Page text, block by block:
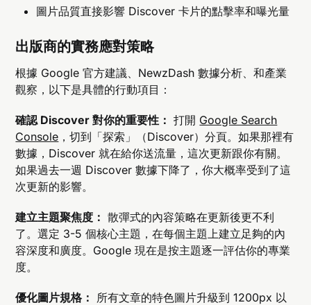
圖片品質直接影響 Discover 卡片的點擊率和曝光量
出版商的實務應對策略
根據 Google 官方建議、NewzDash 數據分析、和產業
觀察，以下是具體的行動項目：
確認 Discover 對你的重要性： 打開 Google Search
Console ，切到「探索」（Discover）分頁。如果那裡有
數據，Discover 就在給你送流量，這次更新跟你有關。
如果過去一週 Discover 數據下降了，你大概率受到了這
次更新的影響。
建立主題聚焦度： 散彈式的內容策略在更新後更不利
了。選定 3-5 個核心主題，在每個主題上建立足夠的內
容深度和廣度。Google 現在是按主題逐一評估你的專業
度。
優化圖片規格：
所有文章的特色圖片升級到 1200px 以